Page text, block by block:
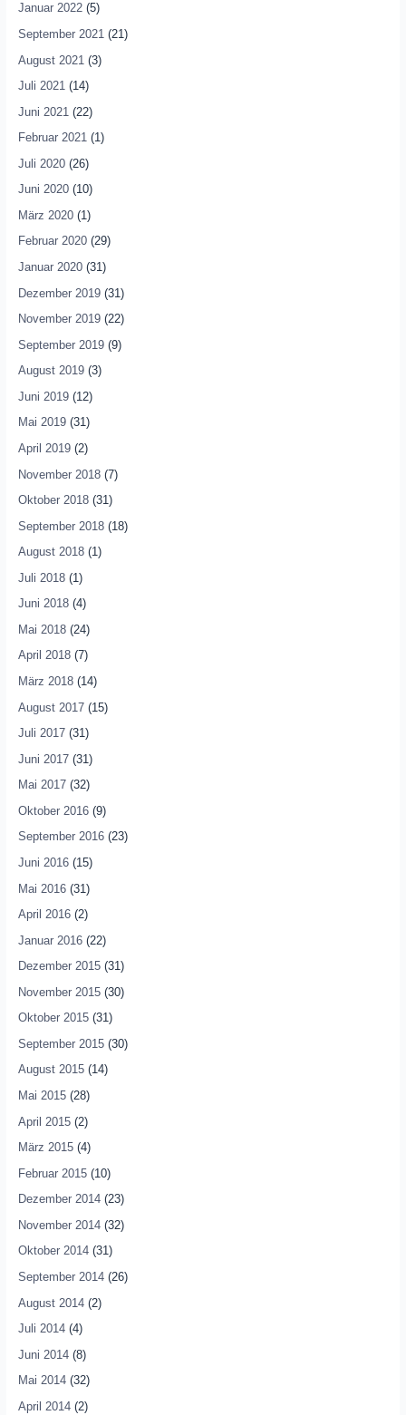
Januar 2022(5)
September 2021 (21)
August 2021 (3)
Juli 2021(14)
Juni 2021 (22)
Februar 2021(1)
Juli 2020(26)
Juni 2020(10)
März 2020(1)
Februar 2020(29)
Januar 2020(31)
Dezember 2019(31)
November 2019(22)
September 2019(9)
August 2019(3)
Juni 2019(12)
Mai 2019(31)
April 2019(2)
November 2018(7)
Oktober 2018(31)
September 2018(18)
August 2018(1)
Juli 2018(1)
Juni 2018(4)
Mai 2018(24)
April 2018(7)
März 2018(14)
August 2017(15)
Juli 2017(31)
Juni 2017(31)
Mai 2017(32)
Oktober 2016(9)
September 2016(23)
Juni 2016(15)
Mai 2016(31)
April 2016(2)
Januar 2016(22)
Dezember 2015(31)
November 2015(30)
Oktober 2015(31)
September 2015(30)
August 2015(14)
Mai 2015(28)
April 2015(2)
März 2015(4)
Februar 2015(10)
Dezember 2014(23)
November 2014(32)
Oktober 2014(31)
September 2014(26)
August 2014(2)
Juli 2014(4)
Juni 2014(8)
Mai 2014(32)
April 2014(2)